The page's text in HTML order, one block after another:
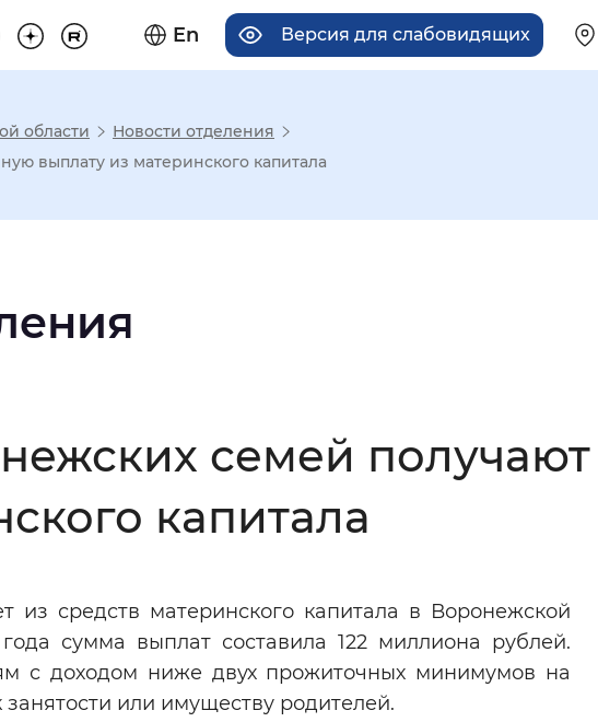
En Версия для слабовидящих
отображения
Инверсивный монохромный
Выключены
Остановить Повторить
области
Новости отделения
выплату из материнского капитала
семей
капитала
средств материнского капитала в Воронежской
сумма выплат составила 122 миллиона рублей.
с доходом ниже двух прожиточных минимумов на
или имуществу родителей.